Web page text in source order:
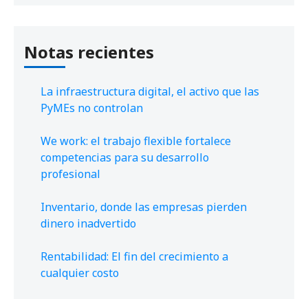
Notas recientes
La infraestructura digital, el activo que las
PyMEs no controlan
We work: el trabajo flexible fortalece
competencias para su desarrollo
profesional
Inventario, donde las empresas pierden
dinero inadvertido
Rentabilidad: El fin del crecimiento a
cualquier costo